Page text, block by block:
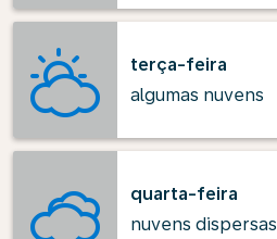
terça-feira
algumas nuvens
quarta-feira
nuvens dispersas